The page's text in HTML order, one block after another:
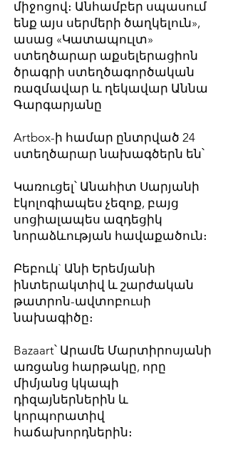
միջոցով։ Անհամբեր սպասում
ենք այս սերմերի ծաղկելուն»,
ասաց «Կատապուլտ»
ստեղծարար աքսելերացիոն
ծրագրի ստեղծագործական
ռազմավար և ղեկավար Աննա
Գարգարյանը
Artbox-ի համար ընտրված 24
ստեղծարար նախագծերն են՝
Կառուցել՝ Անահիտ Սարյանի
էկոլոգիապես չեզոք, բայց
սոցիալապես ազդեցիկ
նորաձևության հավաքածուն։
Բեբուկ` Անի Երեմյանի
ինտերակտիվ և շարժական
թատրոն-ավտոբուսի
նախագիծը։
Bazaart՝ Արամե Մարտիրոսյանի
առցանց հարթակը, որը
միմյանց կկապի
դիզայներներին և
կորպորատիվ
հաճախորդներին։